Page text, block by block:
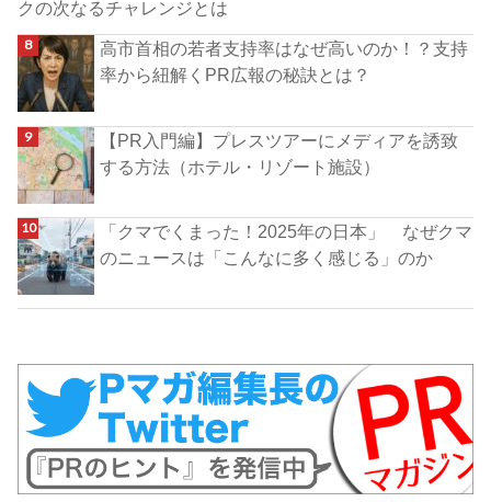
クの次なるチャレンジとは
高市首相の若者支持率はなぜ高いのか！？支持
率から紐解くPR広報の秘訣とは？
【PR入門編】プレスツアーにメディアを誘致
する方法（ホテル・リゾート施設）
「クマでくまった！2025年の日本」 なぜクマ
のニュースは「こんなに多く感じる」のか